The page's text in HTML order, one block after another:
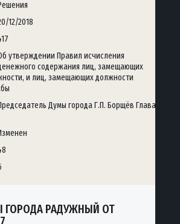
12/2018
утверждении Правил исчисления
содержания лиц, замещающих
и лиц, замещающих должности
Думы города Г.П. Борщёв Глава
ГОРОДА РАДУЖНЫЙ ОТ